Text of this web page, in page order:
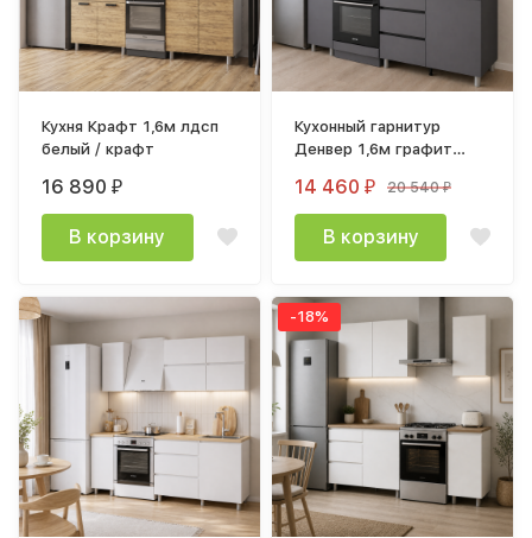
Кухня Крафт 1,6м лдсп
белый / крафт
16 890₽
В корзину
Кухонный гарнитур
Денвер 1,6м графит
14 460₽ 20 540₽
В корзину
-18%